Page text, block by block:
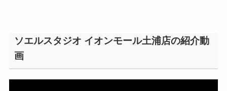
ソエルスタジオ イオンモール土浦店の紹介動
画